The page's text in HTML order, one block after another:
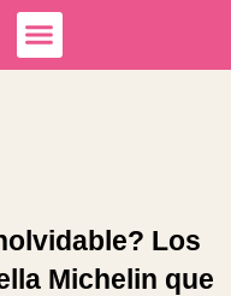
Los
Michelin que